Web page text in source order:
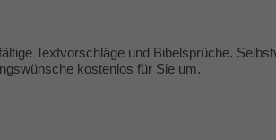
Textvorschlägeund Bibelsprüche.
kostenlos für Sie um.